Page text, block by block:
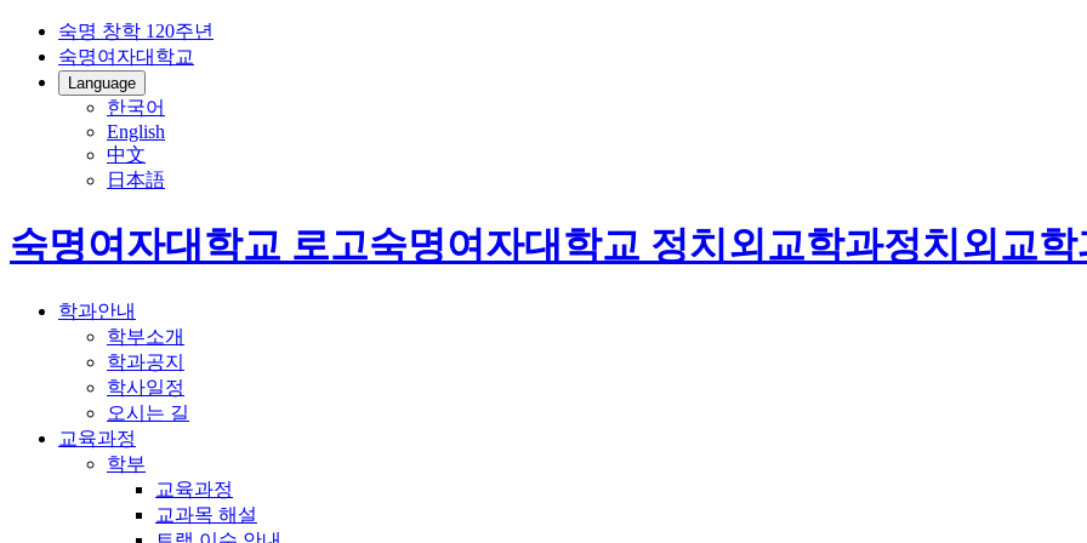
숙명 창학 120주년
숙명여자대학교
Language
한국어
English
中文
日本語
숙명여자대학교 로고숙명여자대학교 정치외교학과정치외교학
학과안내
학부소개
학과공지
학사일정
오시는 길
교육과정
학부
교육과정
교과목 해설